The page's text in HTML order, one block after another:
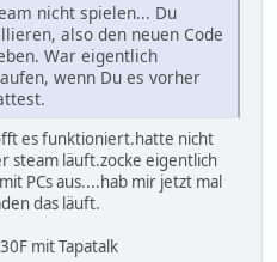
nicht spielen... Du
also den neuen Code
War eigentlich
wenn Du es vorher
es funktioniert.hatte nicht
steam läuft.zocke eigentlich
PCs aus....hab mir jetzt mal
das läuft.
mit Tapatalk